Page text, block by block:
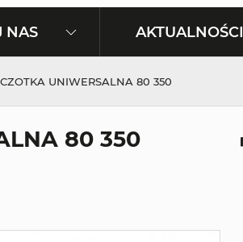
NAS AKTUALNOŚCI
UNIWERSALNA 80 350
80 350